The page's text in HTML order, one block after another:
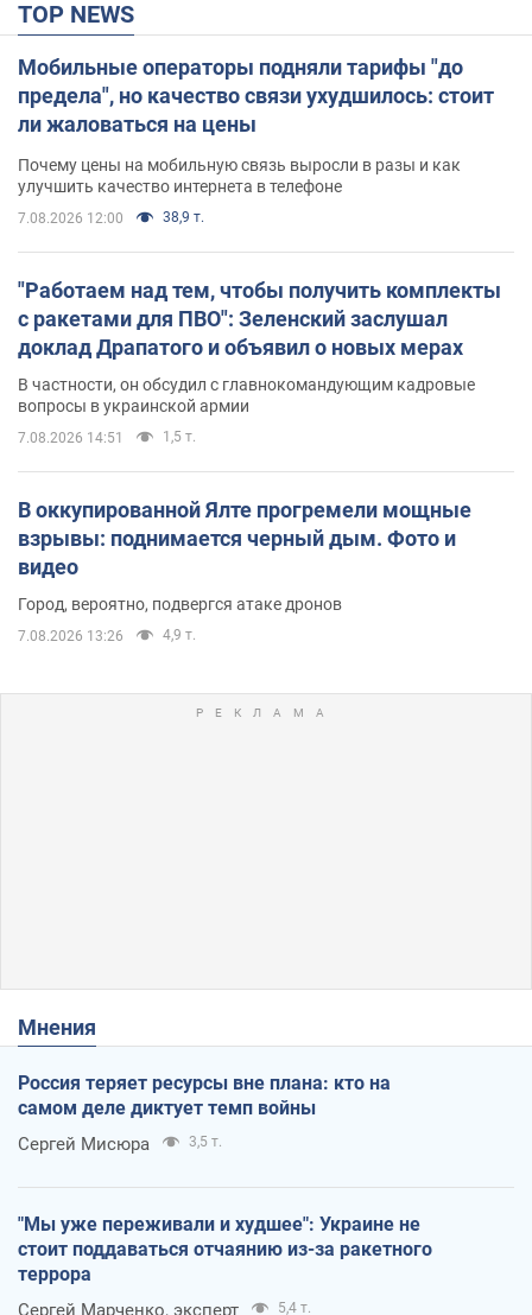
TOP NEWS
Мобильные операторы подняли тарифы "до
предела", но качество связи ухудшилось: стоит
ли жаловаться на цены
Почему цены на мобильную связь выросли в разы и как
улучшить качество интернета в телефоне
7.08.2026 12:00 38,9 т.
"Работаем над тем, чтобы получить комплекты
с ракетами для ПВО": Зеленский заслушал
доклад Драпатого и объявил о новых мерах
В частности, он обсудил с главнокомандующим кадровые
вопросы в украинской армии
7.08.2026 14:51 1,5 т.
В оккупированной Ялте прогремели мощные
взрывы: поднимается черный дым. Фото и
видео
Город, вероятно, подвергся атаке дронов
7.08.2026 13:26 4,9 т.
Мнения
Россия теряет ресурсы вне плана: кто на
самом деле диктует темп войны
Сергей Мисюра 3,5 т.
"Мы уже переживали и худшее": Украине не
стоит поддаваться отчаянию из-за ракетного
террора
Сергей Марченко, эксперт 5,4 т.